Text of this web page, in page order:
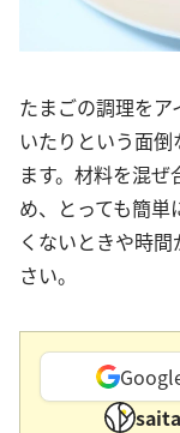
たまごの調理を
いたりという面
ます。材料を混
め、とっても簡
くないときや時
さい。